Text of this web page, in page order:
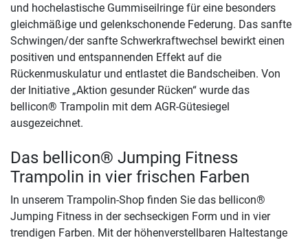
und hochelastische Gummiseilringe für eine besonders
gleichmäßige und gelenkschonende Federung. Das sanfte
Schwingen/der sanfte Schwerkraftwechsel bewirkt einen
positiven und entspannenden Effekt auf die
Rückenmuskulatur und entlastet die Bandscheiben. Von
der Initiative „Aktion gesunder Rücken“ wurde das
bellicon® Trampolin mit dem AGR-Gütesiegel
ausgezeichnet.
Das bellicon® Jumping Fitness
Trampolin in vier frischen Farben
In unserem Trampolin-Shop finden Sie das bellicon®
Jumping Fitness in der sechseckigen Form und in vier
trendigen Farben. Mit der höhenverstellbaren Haltestange